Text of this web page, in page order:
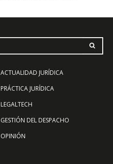
ACTUALIDAD JURÍDICA
PRÁCTICA JURÍDICA
LEGALTECH
GESTIÓN DEL DESPACHO
OPINIÓN